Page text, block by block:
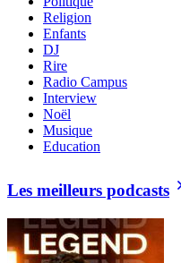
Religion
Enfants
DJ
Rire
Radio Campus
Interview
Noël
Musique
Education
Les meilleurs podcasts